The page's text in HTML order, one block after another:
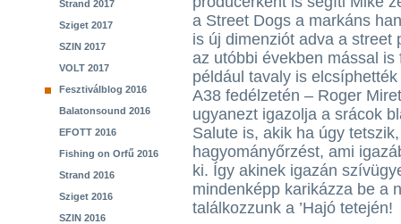
Strand 2017
Sziget 2017
SZIN 2017
VOLT 2017
Fesztiválblog 2016
Balatonsound 2016
EFOTT 2016
Fishing on Orfű 2016
Strand 2016
Sziget 2016
SZIN 2016
a Street Dogs a markáns
is új dimenziót adva a street
az utóbbi években mással
például tavaly is
A38 fedélzetén – Roger
ugyanezt igazolja a srácok
Salute is, akik ha úgy
hagyományőrzést, ami
ki. Így akinek igazán
mindenképp karikázza be a
találkozzunk a ’Hajó tetején!